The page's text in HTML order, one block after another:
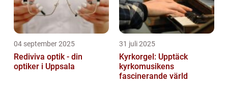
04 september 2025
Rediviva optik - din
optiker i Uppsala
31 juli 2025
Kyrkorgel: Upptäck
kyrkomusikens
fascinerande värld